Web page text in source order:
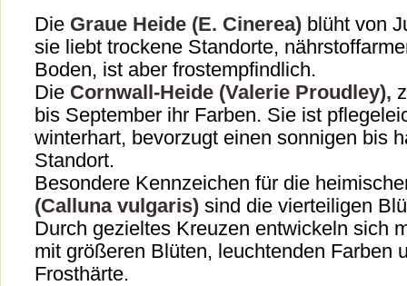
Die Graue Heide (E. Cinerea) blüht von
sie liebt trockene Standorte,
Boden, ist aber frostempfindlich.
Die Cornwall-Heide (Valerie Proudley),
bis September ihr Farben. Sie ist
winterhart, bevorzugt einen sonnigen bis
Standort.
Besondere Kennzeichen für die
(Calluna vulgaris) sind die vierteiligen
Durch gezieltes Kreuzen entwickeln sich
mit größeren Blüten, leuchtenden Farben
Frosthärte.